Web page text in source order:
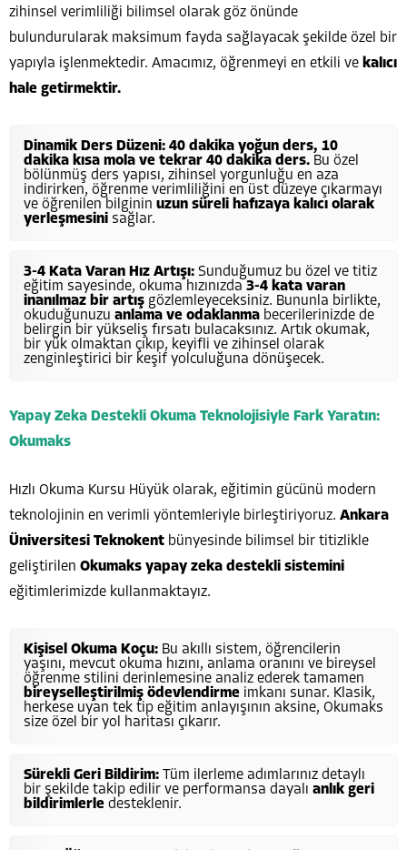
zihinsel verimliliği bilimsel olarak göz önünde
bulundurularak maksimum fayda sağlayacak şekilde özel bir
yapıyla işlenmektedir. Amacımız, öğrenmeyi en etkili ve kalıcı
hale getirmektir.
Dinamik Ders Düzeni: 40 dakika yoğun ders, 10
dakika kısa mola ve tekrar 40 dakika ders. Bu özel
bölünmüş ders yapısı, zihinsel yorgunluğu en aza
indirirken, öğrenme verimliliğini en üst düzeye çıkarmayı
ve öğrenilen bilginin uzun süreli hafızaya kalıcı olarak
yerleşmesini sağlar.
3-4 Kata Varan Hız Artışı: Sunduğumuz bu özel ve titiz
eğitim sayesinde, okuma hızınızda 3-4 kata varan
inanılmaz bir artış gözlemleyeceksiniz. Bununla birlikte,
okuduğunuzu anlama ve odaklanma becerilerinizde de
belirgin bir yükseliş fırsatı bulacaksınız. Artık okumak,
bir yük olmaktan çıkıp, keyifli ve zihinsel olarak
zenginleştirici bir keşif yolculuğuna dönüşecek.
Yapay Zeka Destekli Okuma Teknolojisiyle Fark Yaratın:
Okumaks
Hızlı Okuma Kursu Hüyük olarak, eğitimin gücünü modern
teknolojinin en verimli yöntemleriyle birleştiriyoruz. Ankara
Üniversitesi Teknokent bünyesinde bilimsel bir titizlikle
geliştirilen Okumaks yapay zeka destekli sistemini
eğitimlerimizde kullanmaktayız.
Kişisel Okuma Koçu: Bu akıllı sistem, öğrencilerin
yaşını, mevcut okuma hızını, anlama oranını ve bireysel
öğrenme stilini derinlemesine analiz ederek tamamen
bireyselleştirilmiş ödevlendirme imkanı sunar. Klasik,
herkese uyan tek tip eğitim anlayışının aksine, Okumaks
size özel bir yol haritası çıkarır.
Sürekli Geri Bildirim: Tüm ilerleme adımlarınız detaylı
bir şekilde takip edilir ve performansa dayalı anlık geri
bildirimlerle desteklenir.